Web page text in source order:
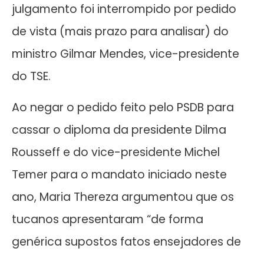
julgamento foi interrompido por pedido
de vista (mais prazo para analisar) do
ministro Gilmar Mendes, vice-presidente
do TSE.
Ao negar o pedido feito pelo PSDB para
cassar o diploma da presidente Dilma
Rousseff e do vice-presidente Michel
Temer para o mandato iniciado neste
ano, Maria Thereza argumentou que os
tucanos apresentaram “de forma
genérica supostos fatos ensejadores de